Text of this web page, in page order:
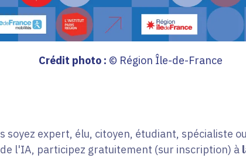
Crédit photo : © Région Île-de-France
soyez expert, élu, citoyen, étudiant, spécialiste
l'IA, participez gratuitement (sur inscription) à